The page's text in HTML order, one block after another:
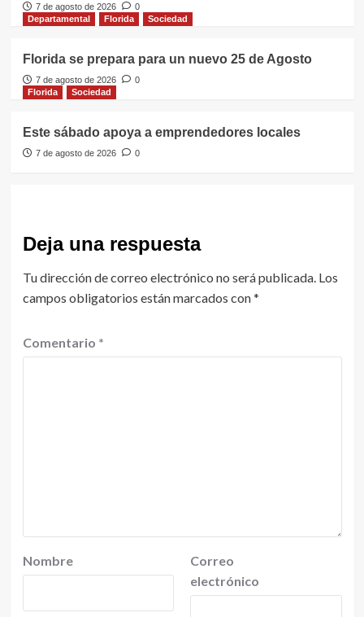
7 de agosto de 2026
0
Departamental
Florida Sociedad
Florida se prepara para un nuevo 25 de Agosto
7 de agosto de 2026
0
Florida
Sociedad
Este sábado apoya a emprendedores locales
7 de agosto de 2026 0
Deja una respuesta
Tu dirección de correo electrónico no será publicada. Los
campos obligatorios están marcados con*
Comentario *
Nombre
Correo
electrónico